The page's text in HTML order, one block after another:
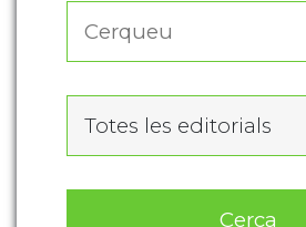
Totes les editorials
Cerca